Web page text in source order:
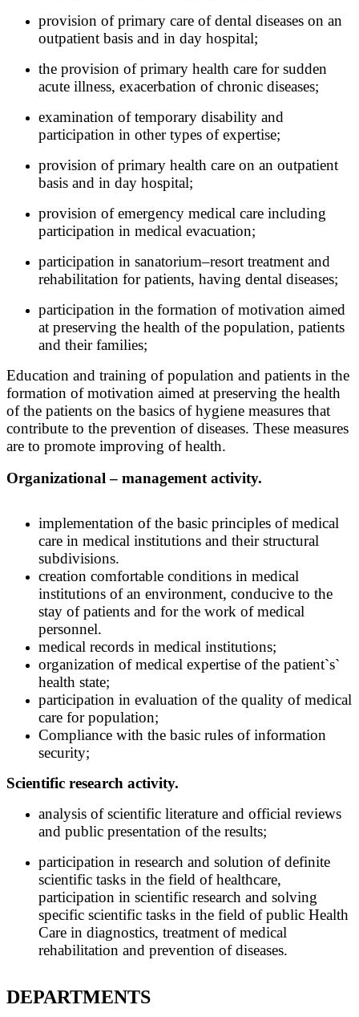
provision of primary care of dental diseases on an
outpatient basis and in day hospital;
the provision of primary health care for sudden
acute illness, exacerbation of chronic diseases;
examination of temporary disability and
participation in other types of expertise;
provision of primary health care on an outpatient
basis and in day hospital;
provision of emergency medical care including
participation in medical evacuation;
participation in sanatorium–resort treatment and
rehabilitation for patients, having dental diseases;
participation in the formation of motivation aimed
at preserving the health of the population, patients
and their families;
Education and training of population and patients in the
formation of motivation aimed at preserving the health
of the patients on the basics of hygiene measures that
contribute to the prevention of diseases. These measures
are to promote improving of health.
Organizational – management activity.
implementation of the basic principles of medical
care in medical institutions and their structural
subdivisions.
creation comfortable conditions in medical
institutions of an environment, conducive to the
stay of patients and for the work of medical
personnel.
medical records in medical institutions;
organization of medical expertise of the patient`s`
health state;
participation in evaluation of the quality of medical
care for populatiоn;
Compliance with the basic rules of information
security;
Scientific research activity.
analysis of scientific literature and official reviews
and public presentation of the results;
participation in research and solution of definite
scientific tasks in the field of healthcare,
participation in scientific research and solving
specific scientific tasks in the field of public Health
Care in diagnostics, treatment of medical
rehabilitation and prevention of diseases.
DEPARTMENTS